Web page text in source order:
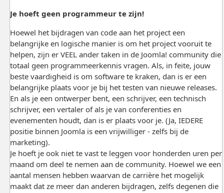
Je hoeft geen programmeur te zijn!
Hoewel het bijdragen van code aan het project een
belangrijke en logische manier is om het project vooruit te
helpen, zijn er VEEL ander taken in de Joomla! community die
totaal geen programmeerkennis vragen. Als, in feite, jouw
beste vaardigheid is om software te kraken, dan is er een
belangrijke plaats voor je bij het testen van nieuwe releases.
En als je een ontwerper bent, een schrijver, een technisch
schrijver, een vertaler of als je van conferenties en
evenementen houdt, dan is er plaats voor je. (Ja, IEDERE
positie binnen Joomla is een vrijwilliger - zelfs bij de
marketing).
Je hoeft je ook niet te vast te leggen voor honderden uren per
maand om deel te nemen aan de community. Hoewel we een
aantal mensen hebben waarvan de carrière het mogelijk
maakt dat ze meer dan anderen bijdragen, zelfs degenen die